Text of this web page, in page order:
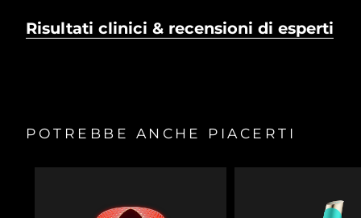
Risultati clinici & recensioni di esperti
POTREBBE ANCHE PIACERTI